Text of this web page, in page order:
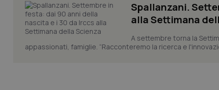
Spallanzani.
alla Settimana
A settembre torna la
appassionati, famiglie. “Racconteremo la ricerca e
Nome
VISITOR_INFO1_LIVE